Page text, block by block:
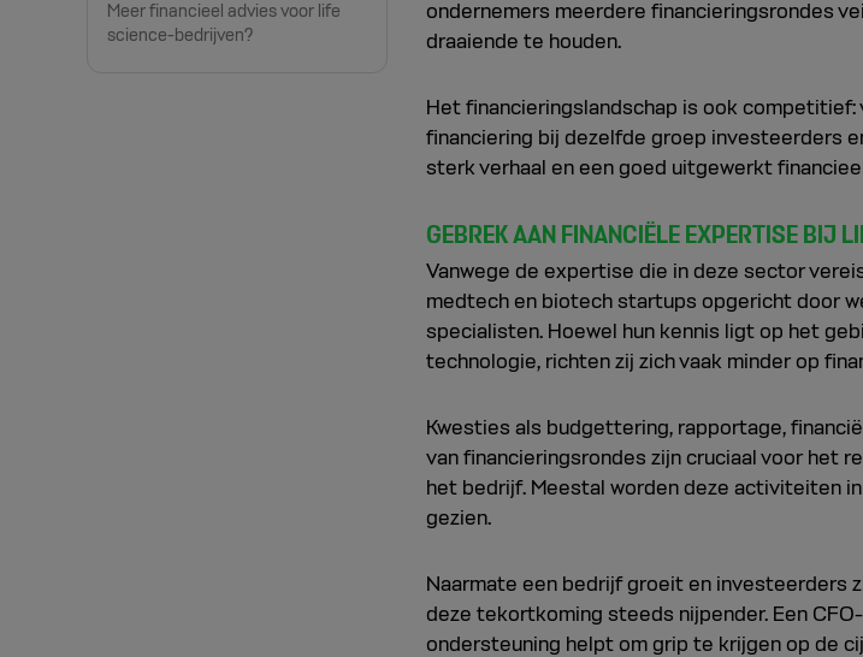
Meer financieel advies voor life
science-bedrijven?
ondernemers meerdere financieringsrondes
draaiende te houden.
Het financieringslandschap is ook competitief:
financiering bij dezelfde groep investeerders
sterk verhaal en een goed uitgewerkt
GEBREK AAN FINANCIËLE EXPERTISE BIJ
Vanwege de expertise die in deze sector
medtech en biotech startups opgericht door
specialisten. Hoewel hun kennis ligt op het
technologie, richten zij zich vaak minder op
Kwesties als budgettering, rapportage,
van financieringsrondes zijn cruciaal voor het
het bedrijf. Meestal worden deze activiteiten
gezien.
Naarmate een bedrijf groeit en investeerders
deze tekortkoming steeds nijpender. Een
ondersteuning helpt om grip te krijgen op de